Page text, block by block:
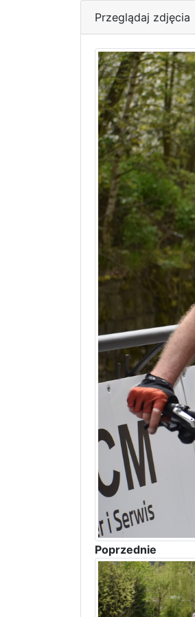
Przeglądaj zdjęcia
Poprzednie